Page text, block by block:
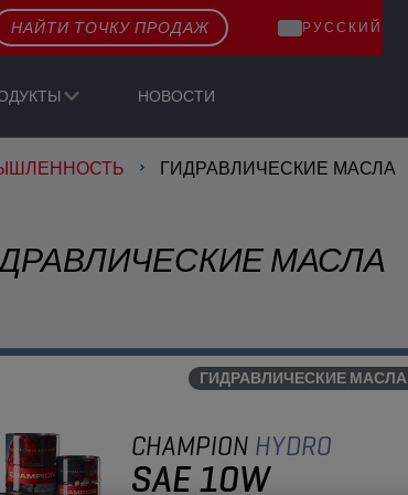
НОВОСТИ
НАЙТИ ТОЧКУ ПРОДАЖ РУССКИЙ
ГИДРАВЛИЧЕСКИЕ МАСЛА
МАСЛА
ГИДРАВЛИЧЕСКИЕ МАСЛА
CHAMPION HYDRO
SAE 10W